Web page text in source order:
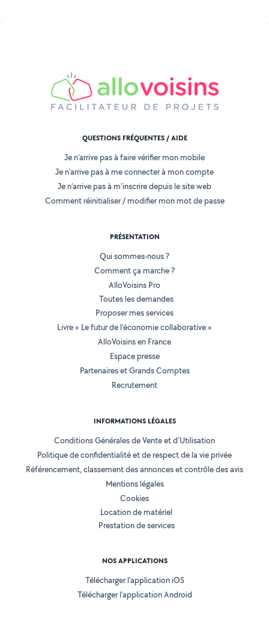
QUESTIONS FRÉQUENTES / AIDE
Je n'arrive pas à faire vérifier mon mobile
Je n'arrive pas à me connecter à mon compte
Je n'arrive pas à m'inscrire depuis le site web
Comment réinitialiser / modifier mon mot de passe
PRÉSENTATION
Qui sommes-nous ?
Comment ça marche ?
AlloVoisins Pro
Toutes les demandes
Proposer mes services
Livre « Le futur de l'économie collaborative »
AlloVoisins en France
Espace presse
Partenaires et Grands Comptes
Recrutement
INFORMATIONS LÉGALES
Conditions Générales de Vente et d'Utilisation
Politique de confidentialité et de respect de la vie privée
Référencement, classement des annonces et contrôle des avis
Mentions légales
Cookies
Location de matériel
Prestation de services
NOS APPLICATIONS
Télécharger l’application iOS
Télécharger l’application Android